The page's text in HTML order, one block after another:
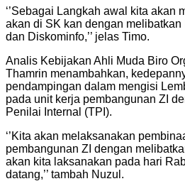
‘’Sebagai Langkah awal kita akan
akan di SK kan dengan melibatkan
dan Diskominfo,’’ jelas Timo.
Analis Kebijakan Ahli Muda Biro
Thamrin menambahkan,
pendampingan dalam mengisi
pada unit kerja pembangunan ZI
Penilai Internal (TPI).
‘’Kita akan melaksanakan
pembangunan ZI dengan
akan kita laksanakan pada hari
datang,’’ tambah Nuzul.